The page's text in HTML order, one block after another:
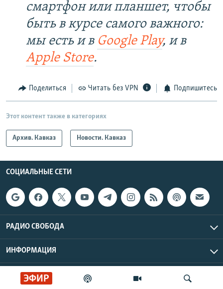
ЭФИР
смартфон или планшет, чтобы
быть в курсе самого важного:
мы есть и в Google Play, и в
Apple Store.
Поделиться Читать без VPN Подпишитесь
Этот контент также в категориях
Архив. Кавказ Новости. Кавказ
СОЦИАЛЬНЫЕ СЕТИ
РАДИО СВОБОДА
ИНФОРМАЦИЯ
Радио Свобода © 2026 RFE/RL, Inc. | Все права защищены.